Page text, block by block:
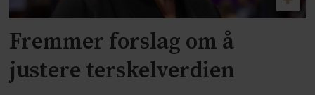
Fremmer forslag om å
justere terskelverdien